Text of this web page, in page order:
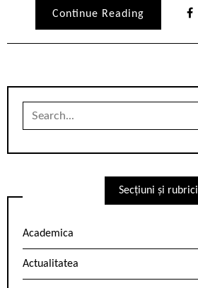
Continue Reading
Search
Secțiuni și rubrici
Academica
Actualitatea